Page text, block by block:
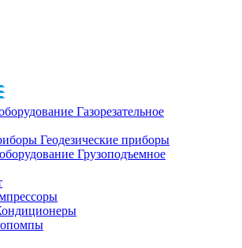
Газорезательное
Геодезические приборы
Грузоподъемное